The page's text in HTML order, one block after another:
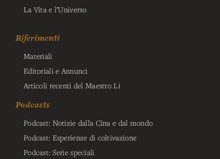
La Vita e l’Universo
Riferimenti
Materiali
Editoriali e Annunci
Articoli recenti del Maestro Li
Podcasts
Podcast: Notizie dalla Cina e dal mondo
Podcast: Esperienze di coltivazione
Podcast: Serie speciali